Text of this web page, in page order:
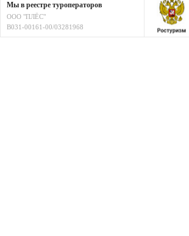
Мы в реестре туроператоров
ООО "ПЛЁС"
В031-00161-00/03281968